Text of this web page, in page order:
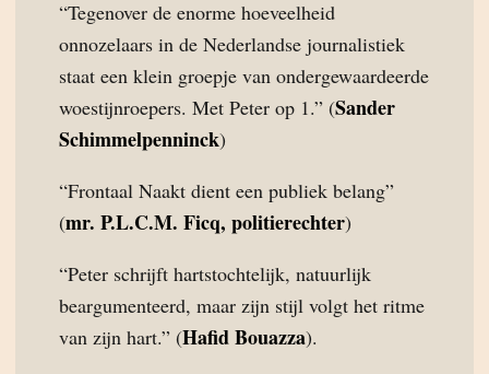
“Tegenover de enorme hoeveelheid
onnozelaars in de Nederlandse journalistiek
staat een klein groepje van ondergewaardeerde
woestijnroepers. Met Peter op 1.” (Sander
Schimmelpenninck)
“Frontaal Naakt dient een publiek belang”
(mr. P.L.C.M. Ficq, politierechter)
“Peter schrijft hartstochtelijk, natuurlijk
beargumenteerd, maar zijn stijl volgt het ritme
van zijn hart.” (Hafid Bouazza).